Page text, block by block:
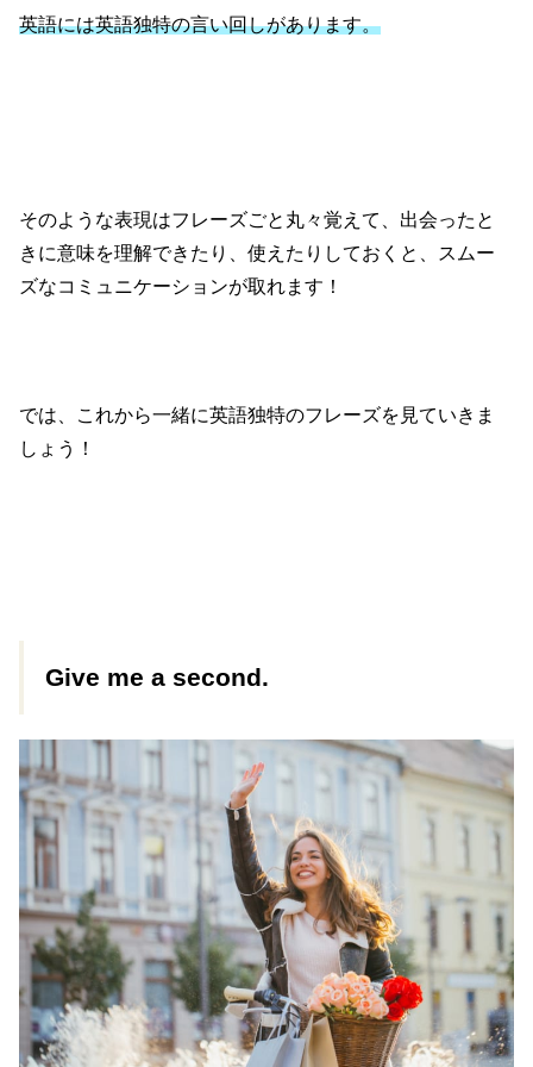
英語には英語独特の言い回しがあります。
そのような表現はフレーズごと丸々覚えて、出会ったと
きに意味を理解できたり、使えたりしておくと、スムー
ズなコミュニケーションが取れます！
では、これから一緒に英語独特のフレーズを見ていきま
しょう！
Give me a second.